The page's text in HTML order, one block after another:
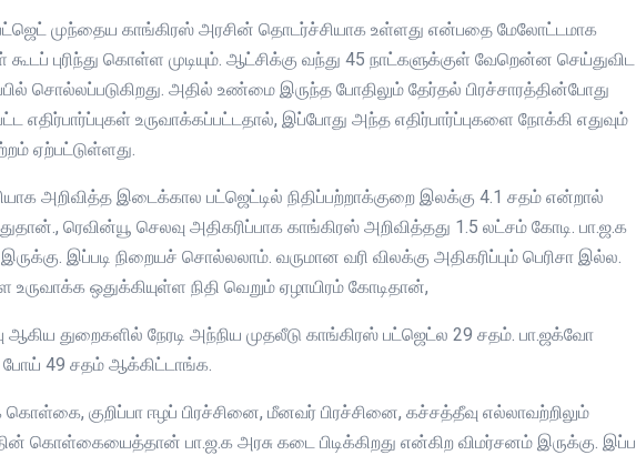
முந்தைய காங்கிரஸ் அரசின் தொடர்ச்சியாக உள்ளது என்பதை மேலோட்டமாக
புரிந்து கொள்ள முடியும். ஆட்சிக்கு வந்து 45 நாட்களுக்குள் வேறென்ன செய்துவிட
சொல்லப்படுகிறது. அதில் உண்மை இருந்த போதிலும் தேர்தல் பிரச்சாரத்தின்போது
எதிர்பார்ப்புகள் உருவாக்கப்பட்டதால், இப்போது அந்த எதிர்பார்ப்புகளை நோக்கி எதுவும்
ஏற்பட்டுள்ளது.
அறிவித்த இடைக்கால பட்ஜெட்டில் நிதிப்பற்றாக்குறை இலக்கு 4.1 சதம் என்றால்
ரெவின்யூ செலவு அதிகரிப்பாக காங்கிரஸ் அறிவித்தது 1.5 லட்சம் கோடி. பா.ஜ.க
இப்படி நிறையச் சொல்லலாம். வருமான வரி விலக்கு அதிகரிப்பும் பெரிசா இல்ல.
ஒதுக்கியுள்ள நிதி வெறும் ஏழாயிரம் கோடிதான்,
ஆகிய துறைகளில் நேரடி அந்நிய முதலீடு காங்கிரஸ் பட்ஜெட்ல 29 சதம். பா.ஜக்வோ
போய் 49 சதம் ஆக்கிட்டாங்க.
குறிப்பா ஈழப் பிரச்சினை, மீனவர் பிரச்சினை, கச்சத்தீவு எல்லாவற்றிலும்
கொள்கையைத்தான் பா.ஜ.க அரசு கடை பிடிக்கிறது என்கிற விமர்சனம் இருக்கு. இப்ப